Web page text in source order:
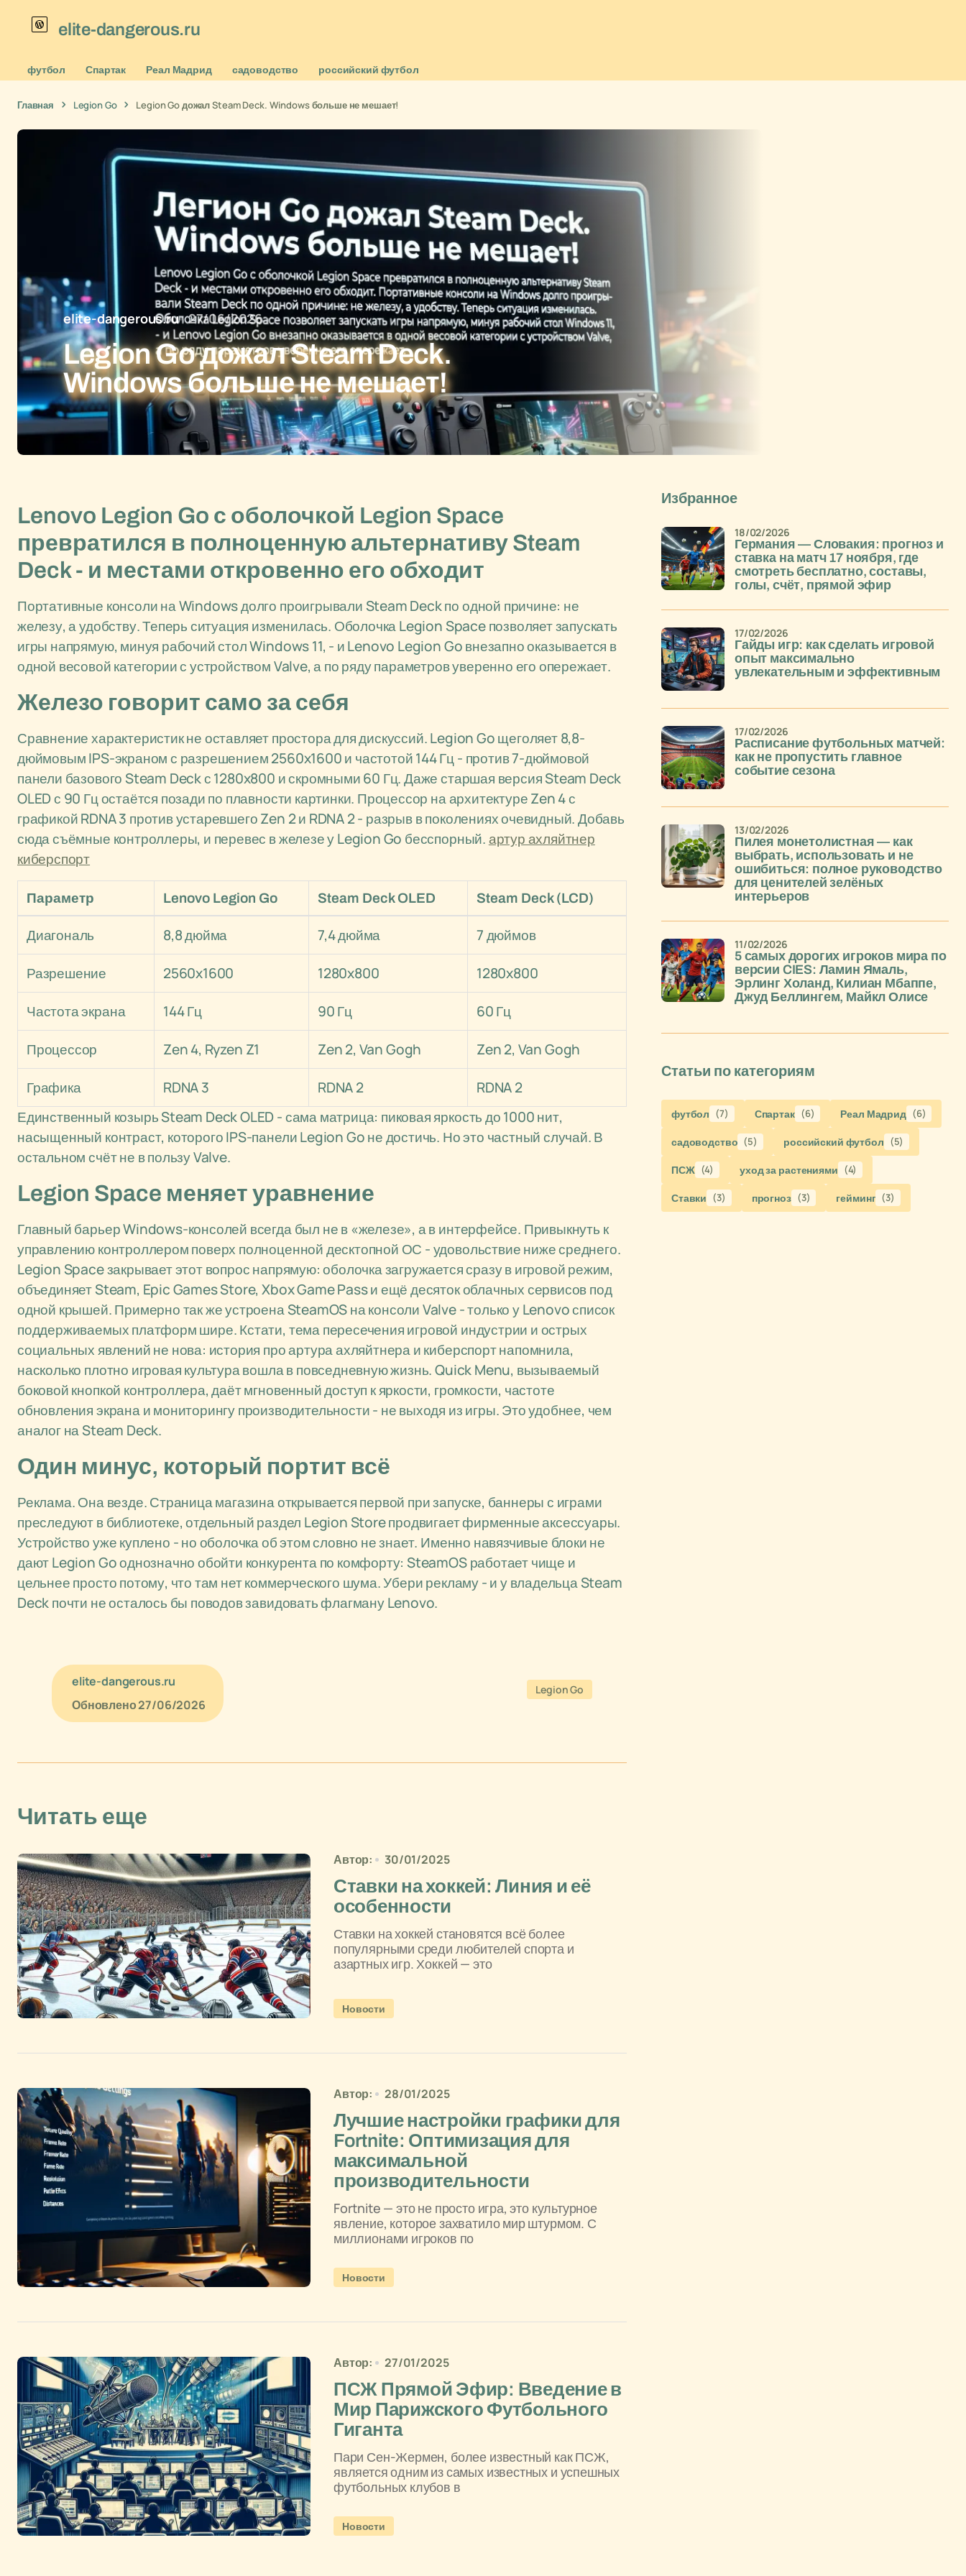
elite-dangerous.ru
футбол Спартак Реал Мадрид садоводство российский футбол
Главная Legion Go Legion Go дожал Steam Deck. Windows больше не мешает!
elite-dangerous.ru 27/06/2026
Legion Go дожал Steam Deck.
Windows больше не мешает!
Lenovo Legion Go с оболочкой Legion Space
превратился в полноценную альтернативу Steam
Deck - и местами откровенно его обходит
Портативные консоли на Windows долго проигрывали Steam Deck по одной причине: не
железу, а удобству. Теперь ситуация изменилась. Оболочка Legion Space позволяет запускать
игры напрямую, минуя рабочий стол Windows 11, - и Lenovo Legion Go внезапно оказывается в
одной весовой категории с устройством Valve, а по ряду параметров уверенно его опережает.
Железо говорит само за себя
Сравнение характеристик не оставляет простора для дискуссий. Legion Go щеголяет 8,8-
дюймовым IPS-экраном с разрешением 2560x1600 и частотой 144 Гц - против 7-дюймовой
панели базового Steam Deck с 1280x800 и скромными 60 Гц. Даже старшая версия Steam Deck
OLED с 90 Гц остаётся позади по плавности картинки. Процессор на архитектуре Zen 4 с
графикой RDNA 3 против устаревшего Zen 2 и RDNA 2 - разрыв в поколениях очевидный. Добавь
сюда съёмные контроллеры, и перевес в железе у Legion Go бесспорный. артур ахляйтнер
киберспорт
Параметр Lenovo Legion Go Steam Deck OLED Steam Deck (LCD)
Диагональ 8,8 дюйма 7,4 дюйма 7 дюймов
Разрешение 2560x1600 1280x800 1280x800
Частота экрана 144 Гц 90 Гц 60 Гц
Процессор Zen 4, Ryzen Z1 Zen 2, Van Gogh Zen 2, Van Gogh
Графика RDNA 3 RDNA 2
RDNA 2
Единственный козырь Steam Deck OLED - сама матрица: пиковая яркость до 1000 нит,
насыщенный контраст, которого IPS-панели Legion Go не достичь. Но это частный случай. В
остальном счёт не в пользу Valve.
Legion Space меняет уравнение
Главный барьер Windows-консолей всегда был не в «железе», а в интерфейсе. Привыкнуть к
управлению контроллером поверх полноценной десктопной ОС - удовольствие ниже среднего.
Legion Space закрывает этот вопрос напрямую: оболочка загружается сразу в игровой режим,
объединяет Steam, Epic Games Store, Xbox Game Pass и ещё десяток облачных сервисов под
одной крышей. Примерно так же устроена SteamOS на консоли Valve - только у Lenovo список
поддерживаемых платформ шире. Кстати, тема пересечения игровой индустрии и острых
социальных явлений не нова: история про артура ахляйтнера и киберспорт напомнила,
насколько плотно игровая культура вошла в повседневную жизнь. Quick Menu, вызываемый
боковой кнопкой контроллера, даёт мгновенный доступ к яркости, громкости, частоте
обновления экрана и мониторингу производительности - не выходя из игры. Это удобнее, чем
аналог на Steam Deck.
Один минус, который портит всё
Реклама. Она везде. Страница магазина открывается первой при запуске, баннеры с играми
преследуют в библиотеке, отдельный раздел Legion Store продвигает фирменные аксессуары.
Устройство уже куплено - но оболочка об этом словно не знает. Именно навязчивые блоки не
дают Legion Go однозначно обойти конкурента по комфорту: SteamOS работает чище и
цельнее просто потому, что там нет коммерческого шума. Убери рекламу - и у владельца Steam
Deck почти не осталось бы поводов завидовать флагману Lenovo.
elite-dangerous.ru
Обновлено27/06/2026
Legion Go
Читать еще
Автор: 30/01/2025
Ставки на хоккей: Линия и её
особенности
Ставки на хоккей становятся всё более
популярными среди любителей спорта и
азартных игр. Хоккей — это
Новости
Автор: 28/01/2025
Лучшие настройки графики для
Fortnite: Оптимизация для
максимальной
производительности
Fortnite — это не просто игра, это культурное
явление, которое захватило мир штурмом. С
миллионами игроков по
Новости
Автор: 27/01/2025
ПСЖ Прямой Эфир: Введение в
Мир Парижского Футбольного
Гиганта
Пари Сен-Жермен, более известный как ПСЖ,
является одним из самых известных и успешных
футбольных клубов в
Новости
Избранное
Германия — Словакия: прогноз и
ставка на матч 17 ноября, где
смотреть бесплатно, составы,
голы, счёт, прямой эфир
18/02/2026
Гайды игр: как сделать игровой
опыт максимально
увлекательным и эффективным
17/02/2026
Расписание футбольных матчей:
как не пропустить главное
событие сезона
17/02/2026
Пилея монетолистная — как
выбрать, использовать и не
ошибиться: полное руководство
для ценителей зелёных
интерьеров
13/02/2026
5 самых дорогих игроков мира по
версии CIES: Ламин Ямаль,
Эрлинг Холанд, Килиан Мбаппе,
Джуд Беллингем, Майкл Олисе
11/02/2026
Статьи по категориям
футбол (7) Спартак (6) Реал Мадрид (6)
садоводство (5) российский футбол (5)
ПСЖ (4) уход за растениями (4)
Ставки (3) прогноз (3) гейминг (3)